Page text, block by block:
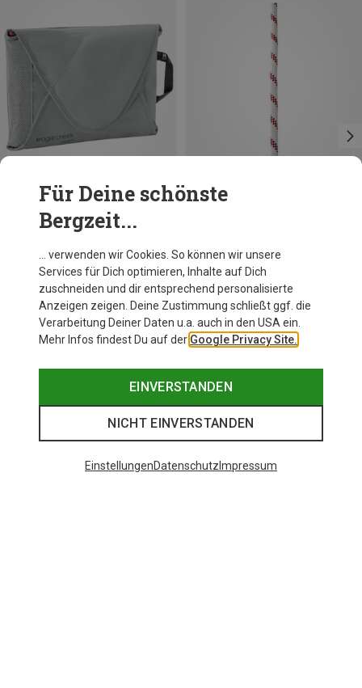
+1
Eagle Creek
Pack-It Reveal Garment Folder M Packtasche
ONE SIZE
Für Deine schönste
Bergzeit...
… verwenden wir Cookies. So können wir unsere
Services für Dich optimieren, Inhalte auf Dich
zuschneiden und dir entsprechend personalisierte
Anzeigen zeigen. Deine Zustimmung schließt ggf. die
Verarbeitung Deiner Daten u.a. auch in den USA ein.
Mehr Infos findest Du auf der Google Privacy Site.
EINVERSTANDEN
NICHT EINVERSTANDEN
EinstellungenDatenschutz Impressum